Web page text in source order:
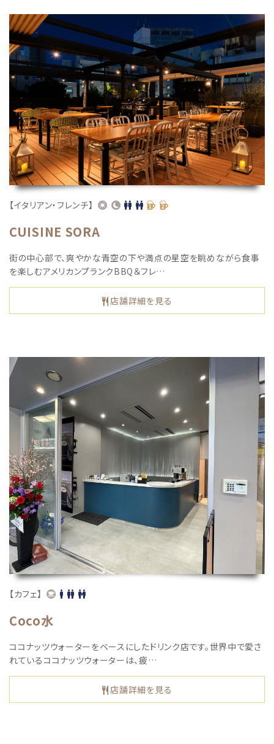
【イタリアン・フレンチ】
CUISINE SORA
街の中⼼部で、爽やかな⻘空の下や満点の星空を眺めながら⾷事
を楽しむアメリカンプランクBBQ＆フレ…
店舗詳細を見る
【カフェ】
Coco水
ココナッツウォーターをベースにしたドリンク店です。世界中で愛さ
れているココナッツウォーターは、疲…
店舗詳細を見る